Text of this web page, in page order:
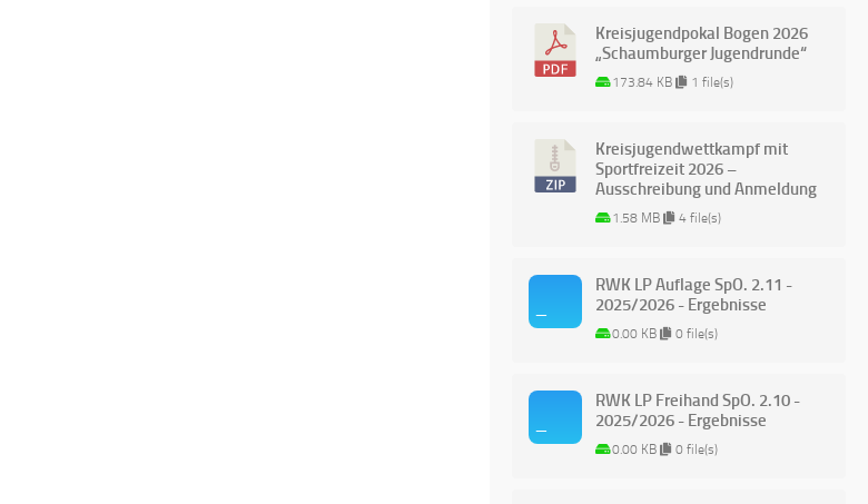
Kreisjugendpokal Bogen 2026
„Schaumburger Jugendrunde“
173.84 KB 1 file(s)
Kreisjugendwettkampf mit
Sportfreizeit 2026 –
Ausschreibung und Anmeldung
1.58 MB 4 file(s)
RWK LP Auflage SpO. 2.11 -
2025/2026 - Ergebnisse
0.00 KB 0 file(s)
RWK LP Freihand SpO. 2.10 -
2025/2026 - Ergebnisse
0.00 KB 0 file(s)